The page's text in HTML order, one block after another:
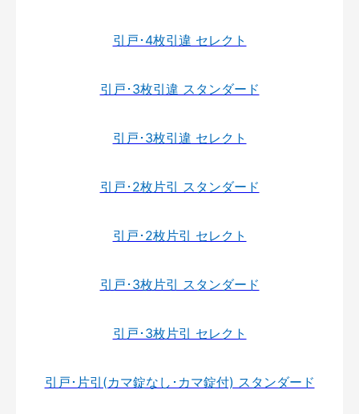
引戸･4枚引違 セレクト
引戸･3枚引違 スタンダード
引戸･3枚引違 セレクト
引戸･2枚片引 スタンダード
引戸･2枚片引 セレクト
引戸･3枚片引 スタンダード
引戸･3枚片引 セレクト
引戸･片引(カマ錠なし･カマ錠付) スタンダード